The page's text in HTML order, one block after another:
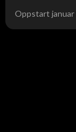
Oppstart januar